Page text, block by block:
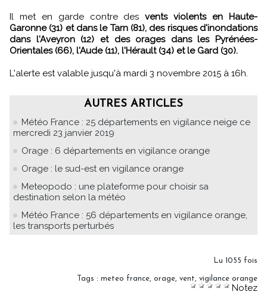
Il met en garde contre desvents violents en Haute-
Garonne (31) et dans le Tarn (81), des risques d'inondations
dans l'Aveyron (12) et des orages dans les Pyrénées-
Orientales (66), l'Aude (11), l'Hérault (34) et le Gard (30).
L'alerte est valable jusqu'à mardi 3 novembre 2015 à 16h.
AUTRES ARTICLES
Météo France : 25 départements en vigilance neige ce
mercredi 23 janvier 2019
Orage : 6 départements en vigilance orange
Orage : le sud-est en vigilance orange
Meteopodo : une plateforme pour choisir sa
destination selon la météo
Météo France : 56 départements en vigilance orange,
les transports perturbés
Lu 1055 fois
Tags : meteo france orage vent vigilance orange
Notez